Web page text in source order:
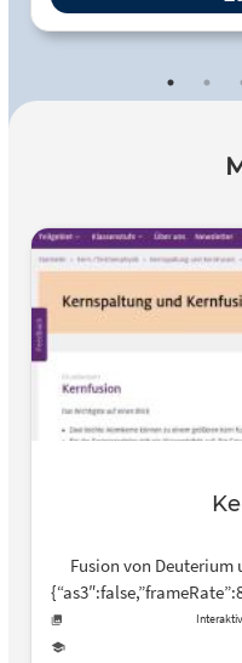
Fusion von Deuterium und Tritium